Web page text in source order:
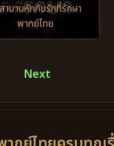
าบานหักกับรักที่รักษา
พากย์ไทย
Next